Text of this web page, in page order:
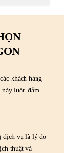
khách hàng
này luôn đảm
dịch vụ là lý do
thuật và